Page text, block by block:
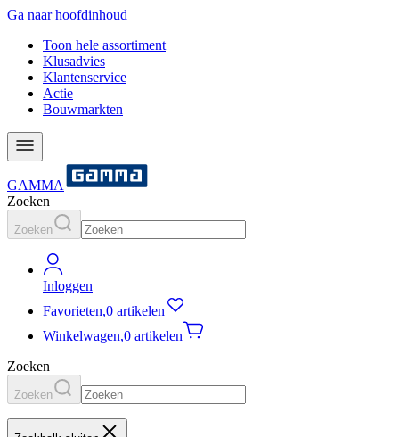
Ga naar hoofdinhoud
Toon hele assortiment
Klusadvies
Klantenservice
Actie
Bouwmarkten
GAMMA
Zoeken
Zoeken
Inloggen
Favorieten,0 artikelen
Winkelwagen,0 artikelen
Zoeken
Zoeken